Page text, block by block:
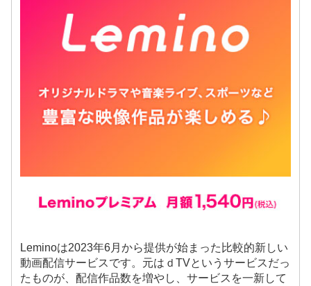
Leminoは2023年6月から提供が始まった比較的新しい
動画配信サービスです。元はｄTVというサービスだっ
たものが、配信作品数を増やし、サービスを一新して